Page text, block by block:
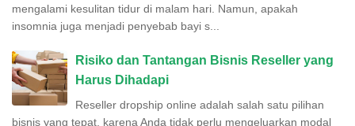
mengalami kesulitan tidur di malam hari. Namun, apakah
insomnia juga menjadi penyebab bayi s...
Risiko dan Tantangan Bisnis Reseller yang
Harus Dihadapi
Reseller dropship online adalah salah satu pilihan
bisnis yang tepat, karena Anda tidak perlu mengeluarkan modal